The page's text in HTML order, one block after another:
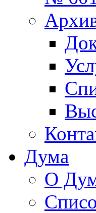
Дума
О